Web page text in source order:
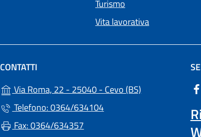
Turismo
Vita lavorativa
CONTATTI
Via Roma, 22 - 25040 - Cevo (BS) (apre in
Telefono: 0364/634104
Fax: 0364/634357